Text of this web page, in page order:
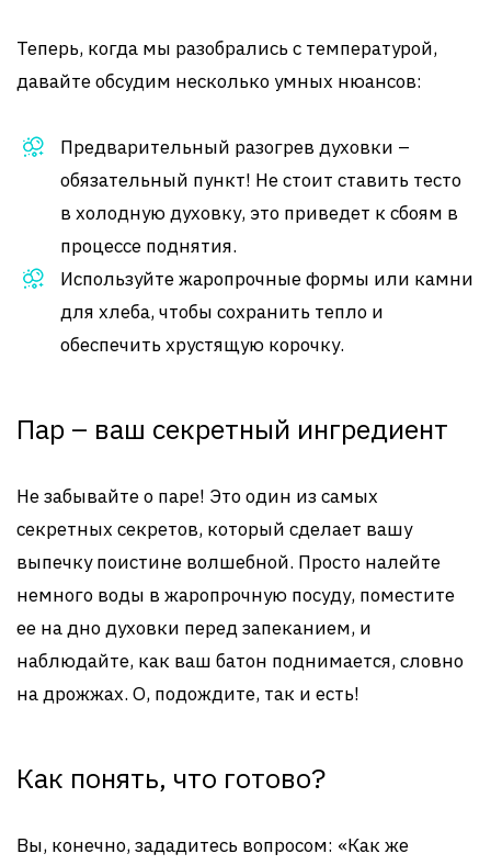
Теперь, когда мы разобрались с температурой,
давайте обсудим несколько умных нюансов:
Предварительный разогрев духовки –
обязательный пункт! Не стоит ставить тесто
в холодную духовку, это приведет к сбоям в
процессе поднятия.
Используйте жаропрочные формы или камни
для хлеба, чтобы сохранить тепло и
обеспечить хрустящую корочку.
Пар – ваш секретный ингредиент
Не забывайте о паре! Это один из самых
секретных секретов, который сделает вашу
выпечку поистине волшебной. Просто налейте
немного воды в жаропрочную посуду, поместите
ее на дно духовки перед запеканием, и
наблюдайте, как ваш батон поднимается, словно
на дрожжах. О, подождите, так и есть!
Как понять, что готово?
Вы, конечно, зададитесь вопросом: «Как же